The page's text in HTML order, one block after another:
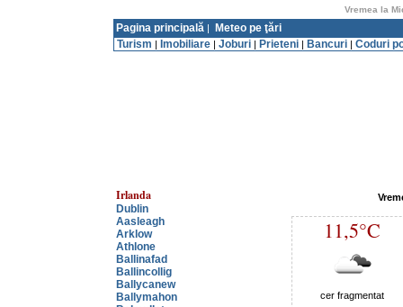
Vremea la
Pagina principală |
Meteo pe ţări
Turism | Imobiliare | Joburi | Prieteni | Bancuri | Coduri
Irlanda
Dublin
Aasleagh
Arklow
Athlone
Ballinafad
Ballincollig
Ballycanew
Ballymahon
11,5°C
cer fragmentat